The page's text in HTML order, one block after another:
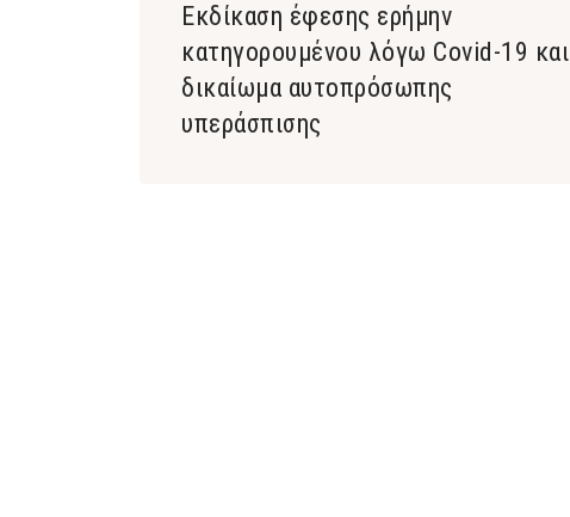
Εκδίκαση έφεσης ερήμην
κατηγορουμένου λόγω Covid-19 και
δικαίωμα αυτοπρόσωπης
υπεράσπισης